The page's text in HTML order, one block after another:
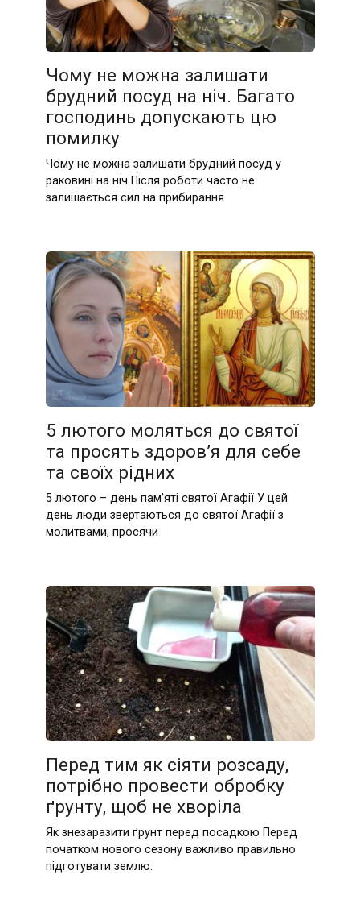
Чому не можна залишати
брудний посуд на ніч. Багато
господинь допускають цю
помилку
Чому не можна залишати брудний посуд у
раковині на ніч Після роботи часто не
залишається сил на прибирання
5 лютого моляться до святої
та просять здоров’я для себе
та своїх рідних
5 лютого – день пам’яті святої Агафії У цей
день люди звертаються до святої Агафії з
молитвами, просячи
Перед тим як сіяти розсаду,
потрібно провести обробку
ґрунту, щоб не хворіла
Як знезаразити ґрунт перед посадкою Перед
початком нового сезону важливо правильно
підготувати землю.